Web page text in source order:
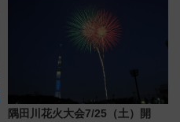
隅田川花火大会7/25（土）開